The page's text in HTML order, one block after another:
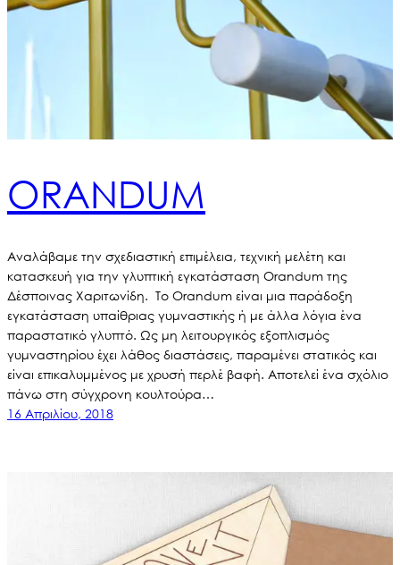
ORANDUM
Αναλάβαμε την σχεδιαστική επιμέλεια, τεχνική μελέτη και
κατασκευή για την γλυπτική εγκατάσταση Orandum της
Δέσποινας Χαριτωνίδη. Το Orandum είναι μια παράδοξη
εγκατάσταση υπαίθριας γυμναστικής ή με άλλα λόγια ένα
παραστατικό γλυπτό. Ως μη λειτουργικός εξοπλισμός
γυμναστηρίου έχει λάθος διαστάσεις, παραμένει στατικός και
είναι επικαλυμμένος με χρυσή περλέ βαφή. Αποτελεί ένα σχόλιο
πάνω στη σύγχρονη κουλτούρα…
16 Απριλίου, 2018